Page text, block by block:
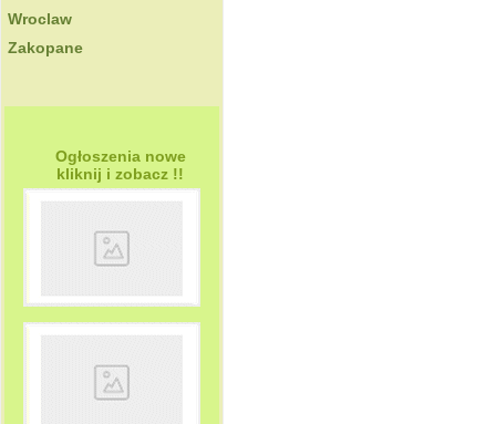
Wroclaw
Zakopane
Ogłoszenia nowe
kliknij i zobacz !!